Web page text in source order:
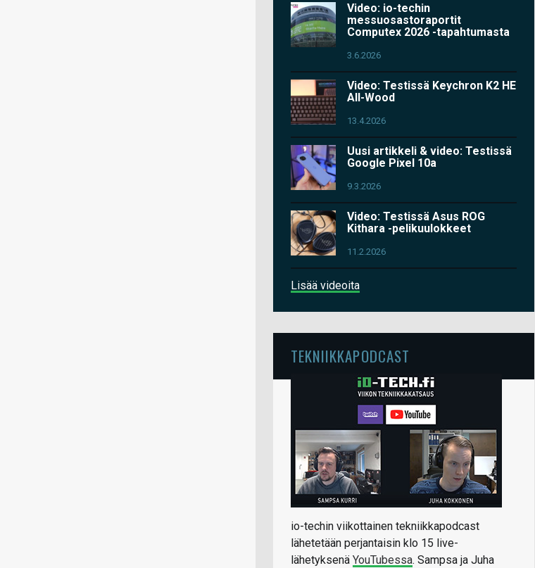
Video: io-techin
messuosastoraportit
Computex 2026 -tapahtumasta
3.6.2026
Video: Testissä Keychron K2 HE
All-Wood
13.4.2026
Uusi artikkeli & video: Testissä
Google Pixel 10a
9.3.2026
Video: Testissä Asus ROG
Kithara -pelikuulokkeet
11.2.2026
Lisää videoita
TEKNIIKKAPODCAST
io-techin viikottainen tekniikkapodcast
lähetetään perjantaisin klo 15 live-
lähetyksenä YouTubessa. Sampsa ja Juha